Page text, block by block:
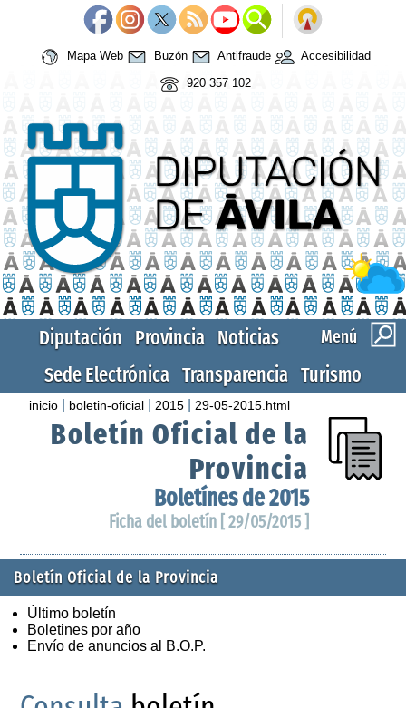
Mapa Web Buzón Antifraude
Accesibilidad
920 357 102
Menú
Diputación Provincia Noticias
Sede Electrónica Transparencia Turismo
inicio boletin-oficial 2015 29-05-2015.html
Boletín Oficial de la
Provincia
Boletínes de 2015
Ficha del boletín [ 29/05/2015 ]
Boletín Oficial de la Provincia
Último boletín
Boletines por año
Envío de anuncios al B.O.P.